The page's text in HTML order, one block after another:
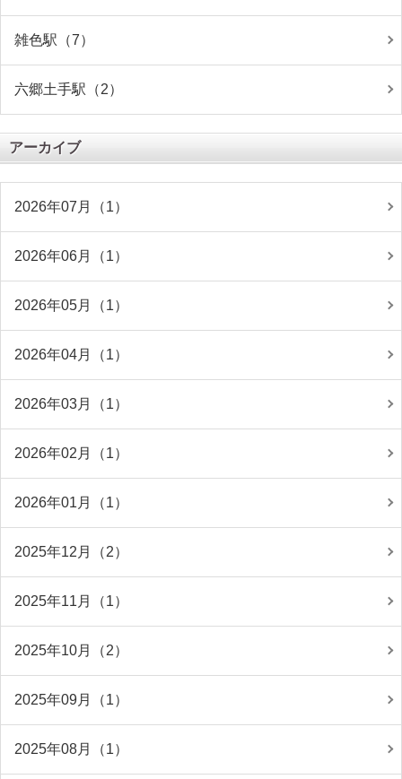
雑色駅（7）
六郷土手駅（2）
アーカイブ
2026年07月（1）
2026年06月（1）
2026年05月（1）
2026年04月（1）
2026年03月（1）
2026年02月（1）
2026年01月（1）
2025年12月（2）
2025年11月（1）
2025年10月（2）
2025年09月（1）
2025年08月（1）